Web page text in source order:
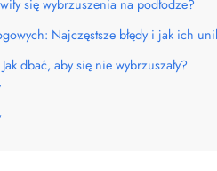
się wybrzuszenia na podłodze?
Najczęstsze błędy i jak ich
dbać, aby się nie wybrzuszały?